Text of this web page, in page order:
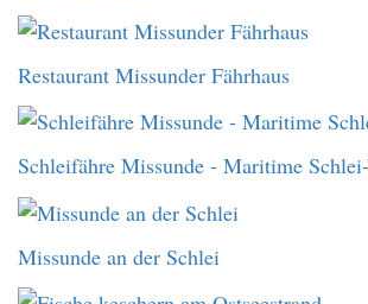
Restaurant Missunder Fährhaus
Schleifähre Missunde - Maritime
Missunde an der Schlei